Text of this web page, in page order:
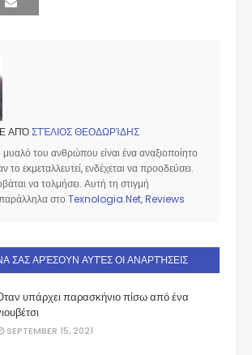
ΑΠΌΣΤΈΛΙΟΣ ΘΕΟΔΩΡΊΔΗΣ
μυαλό του ανθρώπου είναι ένα αναξιοποίητο
το εκμεταλλευτεί, ενδέχεται να προοδεύσει.
να τολμήσει. Αυτή τη στιγμή
στο Texnologia.Net,Reviews
ΣΑΣ ΑΡΈΣΟΥΝ ΑΥΤΈΣ ΟΙ ΑΝΑΡΤΉΣΕΙΣ
υπάρχει παρασκήνιο πίσω από ένα
SEPTEMBER 15, 2021